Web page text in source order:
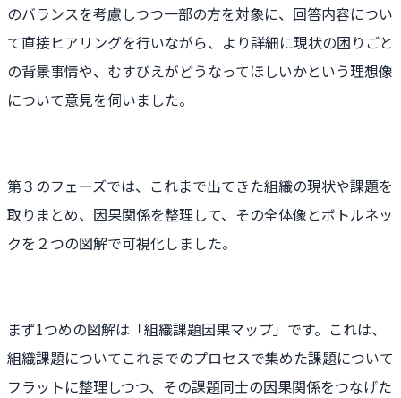
のバランスを考慮しつつ一部の方を対象に、回答内容につい
て直接ヒアリングを行いながら、より詳細に現状の困りごと
の背景事情や、むすびえがどうなってほしいかという理想像
について意見を伺いました。
第３のフェーズでは、これまで出てきた組織の現状や課題を
取りまとめ、因果関係を整理して、その全体像とボトルネッ
クを２つの図解で可視化しました。
まず1つめの図解は「組織課題因果マップ」です。これは、
組織課題についてこれまでのプロセスで集めた課題について
フラットに整理しつつ、その課題同士の因果関係をつなげた